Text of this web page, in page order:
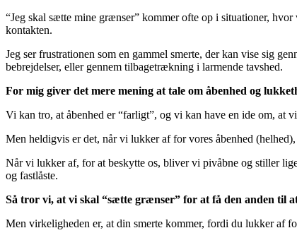
“Jeg skal sætte mine grænser” kommer ofte op i situationer,
kontakten.
Jeg ser frustrationen som en gammel smerte, der kan vise sig
bebrejdelser, eller gennem tilbagetrækning i larmende tavshed.
For mig giver det mere mening at tale om åbenhed og
Vi kan tro, at åbenhed er “farligt”, og vi kan have en ide om, at
Men heldigvis er det, når vi lukker af for vores åbenhed
Når vi lukker af, for at beskytte os, bliver vi pivåbne og stiller
og fastlåste.
Så tror vi, at vi skal “sætte grænser” for at få den anden til
Men virkeligheden er, at din smerte kommer, fordi du lukker af